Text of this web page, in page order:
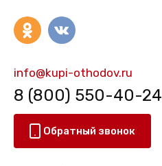
info@kupi-othodov.ru
8 (800) 550-40-24
Обратный звонок